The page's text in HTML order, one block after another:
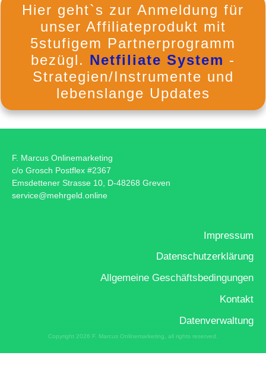
Hier geht`s zur Anmeldung für
unser Affiliateprodukt mit
5stufigem Partnerprogramm
bezügl. Netfiliate System -
Strategien/Instrumente und
lebenslange Updates
F. Marcus Onlinemarketing
c/o Grosch Postflex #2367
Emsdettener Strasse 10, D-48268 Greven
service@mehrgeld.online
Impressum
Datenschutzerklärung
Allgemeine Geschäftsbedingungen
Kontakt
Datenverwaltung
Copyright 2026 F. Marcus Onlinemarketing , all rights reserved.